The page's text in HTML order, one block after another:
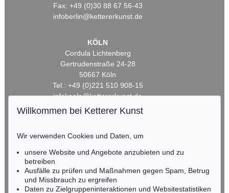
Fax: +49 (0)30 88 67 56-43
infoberlin@kettererkunst.de
KÖLN
Cordula Lichtenberg
Gertrudenstraße 24-28
50667 Köln
Tel.: +49 (0)221 510 908-15
infokoeln@kettererkunst.de
HESSEN
Miriam Heß
Tel.: +49 (0)62 21 58 80-038
Fax: +49 (0)62 21 58 80-595
infoheidelberg@kettererkunst.de
Willkommen bei Ketterer Kunst
Wir verwenden Cookies und Daten, um
unsere Website und Angebote anzubieten und zu
betreiben
Ausfälle zu prüfen und Maßnahmen gegen Spam, Betrug
und Missbrauch zu ergreifen
Daten zu Zielgruppeninteraktionen und Websitestatistiken